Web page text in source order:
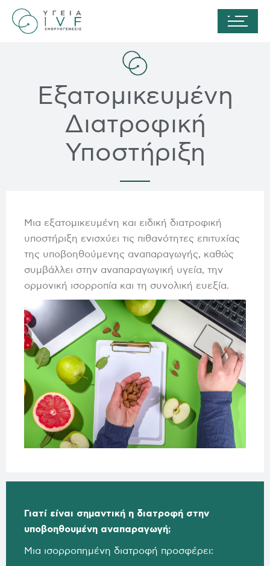
Εξατομικευμένη
Διατροφική
Υποστήριξη
Μια εξατομικευμένη και ειδική διατροφική
υποστήριξη ενισχύει τις πιθανότητες επιτυχίας
της υποβοηθούμενης αναπαραγωγής, καθώς
συμβάλλει στην αναπαραγωγική υγεία, την
ορμονική ισορροπία και τη συνολική ευεξία.
Γιατί είναι σημαντική η διατροφή στην
υποβοηθουμένη αναπαραγωγή;
Mια ισορροπημένη διατροφή προσφέρει: